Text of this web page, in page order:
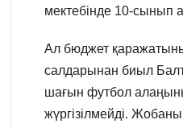
мектебінде 10-сынып
Ал бюджет
салдарынан биыл
шағын футбол
жүргізілмейді.